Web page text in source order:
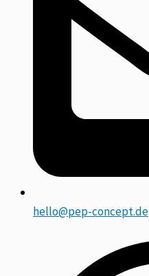
hello@pep-concept.de